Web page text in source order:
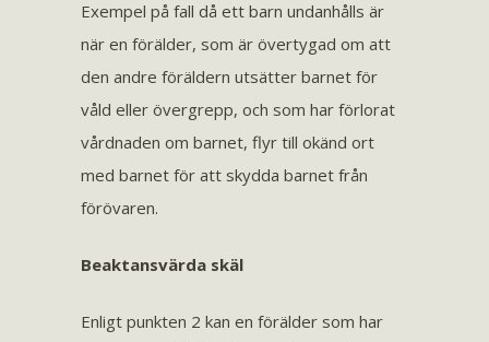
Exempel på fall då ett barn undanhålls är
när en förälder, som är övertygad om att
den andre föräldern utsätter barnet för
våld eller övergrepp, och som har förlorat
vårdnaden om barnet, flyr till okänd ort
med barnet för att skydda barnet från
förövaren.
Beaktansvärda skäl
Enligt punkten 2 kan en förälder som har